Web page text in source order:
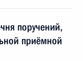
поручений,
приёмной